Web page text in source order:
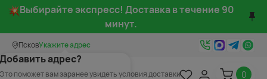
Выбирайте экспресс! Доставка в течение 90
минут.
ПсковУкажите адрес
адрес?
поможет вам заранее увидеть условия доставки 0